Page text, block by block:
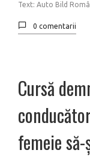
Text: Auto Bild
0 comentarii
Cursă
femeie